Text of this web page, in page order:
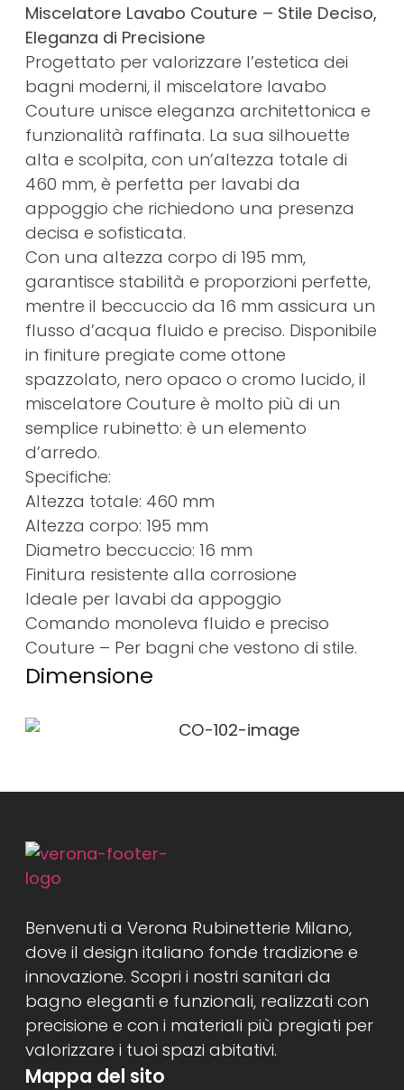
Miscelatore Lavabo Couture – Stile Deciso,
Eleganza di Precisione
Progettato per valorizzare l’estetica dei
bagni moderni, il miscelatore lavabo
Couture unisce eleganza architettonica e
funzionalità raffinata. La sua silhouette
alta e scolpita, con un’altezza totale di
460 mm, è perfetta per lavabi da
appoggio che richiedono una presenza
decisa e sofisticata.
Con una altezza corpo di 195 mm,
garantisce stabilità e proporzioni perfette,
mentre il beccuccio da 16 mm assicura un
flusso d’acqua fluido e preciso. Disponibile
in finiture pregiate come ottone
spazzolato, nero opaco o cromo lucido, il
miscelatore Couture è molto più di un
semplice rubinetto: è un elemento
d’arredo.
Specifiche:
Altezza totale: 460 mm
Altezza corpo: 195 mm
Diametro beccuccio: 16 mm
Finitura resistente alla corrosione
Ideale per lavabi da appoggio
Comando monoleva fluido e preciso
Couture – Per bagni che vestono di stile.
Dimensione
Benvenuti a Verona Rubinetterie Milano,
dove il design italiano fonde tradizione e
innovazione. Scopri i nostri sanitari da
bagno eleganti e funzionali, realizzati con
precisione e con i materiali più pregiati per
valorizzare i tuoi spazi abitativi.
Mappa del sito